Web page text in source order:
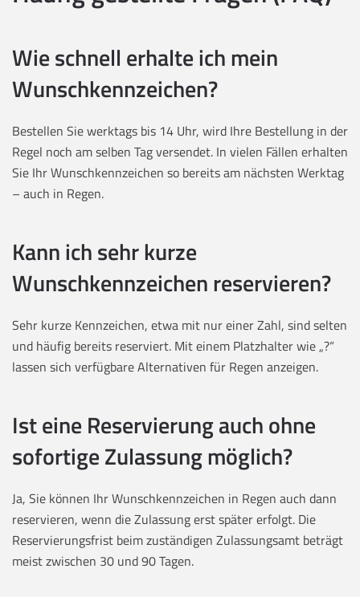
Wie schnell erhalte ich mein
Wunschkennzeichen?
Bestellen Sie werktags bis 14 Uhr, wird Ihre Bestellung in der
Regel noch am selben Tag versendet. In vielen Fällen erhalten
Sie Ihr Wunschkennzeichen so bereits am nächsten Werktag
– auch in Regen.
Kann ich sehr kurze
Wunschkennzeichen reservieren?
Sehr kurze Kennzeichen, etwa mit nur einer Zahl, sind selten
und häufig bereits reserviert. Mit einem Platzhalter wie „?“
lassen sich verfügbare Alternativen für Regen anzeigen.
Ist eine Reservierung auch ohne
sofortige Zulassung möglich?
Ja, Sie können Ihr Wunschkennzeichen in Regen auch dann
reservieren, wenn die Zulassung erst später erfolgt. Die
Reservierungsfrist beim zuständigen Zulassungsamt beträgt
meist zwischen 30 und 90 Tagen.